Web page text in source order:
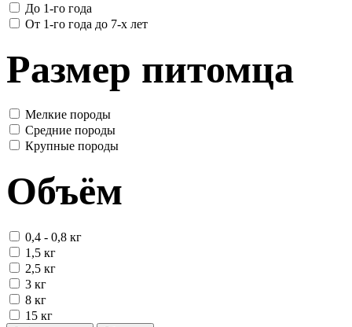
До 1-го года
От 1-го года до 7-х лет
Размер питомца
Мелкие породы
Средние породы
Крупные породы
Объём
0,4 - 0,8 кг
1,5 кг
2,5 кг
3 кг
8 кг
15 кг